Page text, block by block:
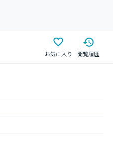
お気に入り 閲覧履歴